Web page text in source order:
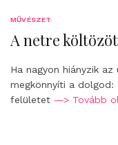
MŰVÉSZET
A netre
Ha nagyon hiányzik
megkönnyíti a dolgod:
felületet —> Tovább